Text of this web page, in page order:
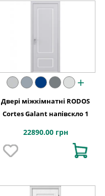
+
Двері міжкімнатні RODOS
Cortes Galant напівскло 1
22890.00 грн